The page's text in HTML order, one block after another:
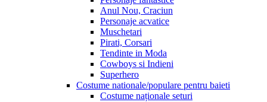
Anul Nou, Craciun
Personaje acvatice
Muschetari
Pirati, Corsari
Tendinte in Moda
Cowboys si Indieni
Superhero
Costume nationale/populare pentru baieti
Costume naționale seturi